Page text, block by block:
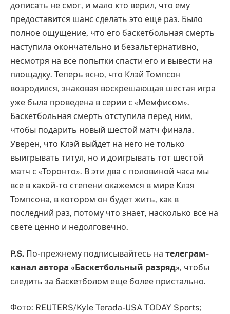
дописать не смог, и мало кто верил, что ему
предоставится шанс сделать это еще раз. Было
полное ощущение, что его баскетбольная смерть
наступила окончательно и безальтернативно,
несмотря на все попытки спасти его и вывести на
площадку. Теперь ясно, что Клэй Томпсон
возродился, знаковая воскрешающая шестая игра
уже была проведена в серии с «Мемфисом».
Баскетбольная смерть отступила перед ним,
чтобы подарить новый шестой матч финала.
Уверен, что Клэй выйдет на него не только
выигрывать титул, но и доигрывать тот шестой
матч с «Торонто». В эти два с половиной часа мы
все в какой-то степени окажемся в мире Клэя
Томпсона, в котором он будет жить, как в
последний раз, потому что знает, насколько все на
свете ценно и недолговечно.
P.S. По-прежнему подписывайтесь на телеграм-
канал автора «Баскетбольный разряд», чтобы
следить за баскетболом еще более пристально.
Фото: REUTERS/Kyle Terada-USA TODAY Sports;